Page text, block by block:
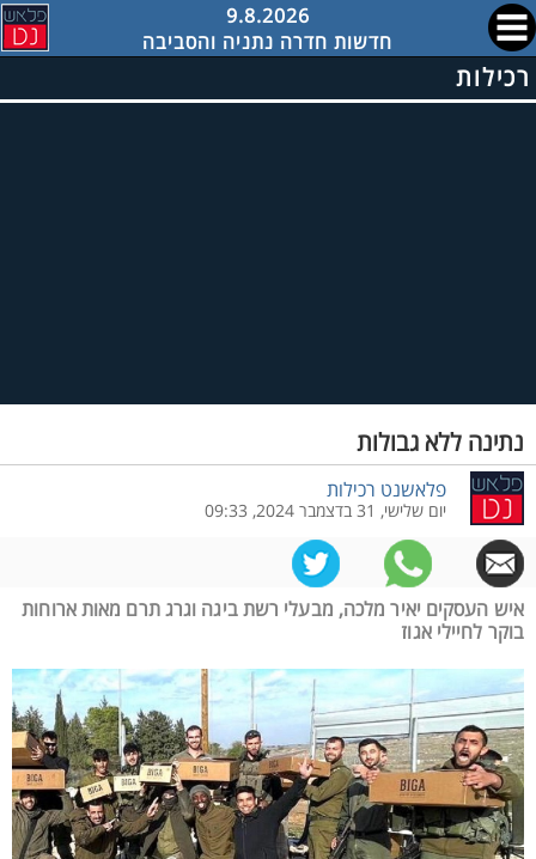
9.8.2026
חדשות חדרה נתניה והסביבה
רכילות
נתינה ללא גבולות
פלאשנט רכילות
יום שלישי, 31 בדצמבר 2024, 09:33
איש העסקים יאיר מלכה, מבעלי רשת ביגה וגרג תרם מאות ארוחות
בוקר לחיילי אגוז